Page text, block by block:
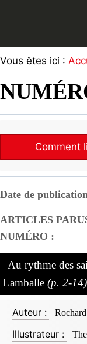
Vous êtes ici :
Comment
Date de
ARTICLES
NUMÉRO :
Au rythme des
Lamballe (p. 2-14)
Auteur :
Illustrateur :